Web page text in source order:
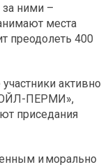
ними –
места
преодолеть 400
активно
ПЕРМИ»,
приседания
и морально